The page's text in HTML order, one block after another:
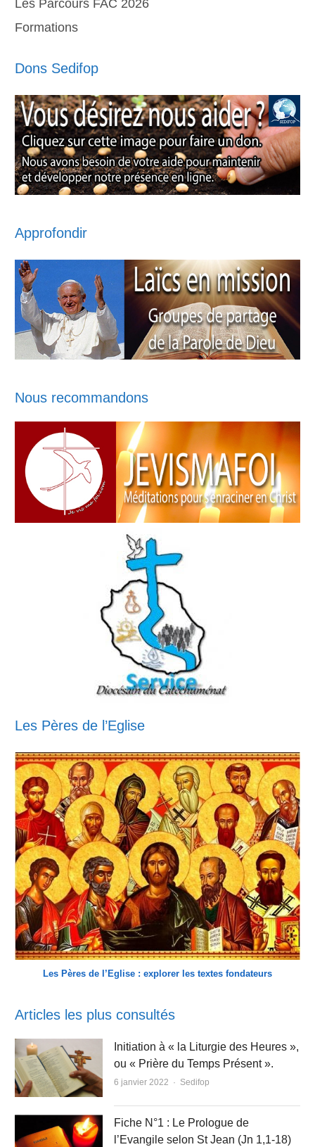
Les Parcours FAC 2026
Formations
Dons Sedifop
Approfondir
Nous recommandons
Les Pères de l’Eglise
Les Pères de l’Eglise : explorer les textes fondateurs
Articles les plus consultés
Initiation à « la Liturgie des Heures »,
ou « Prière du Temps Présent ».
6 janvier 2022 Author
Sedifop
Fiche N°1 : Le Prologue de
l’Evangile selon St Jean (Jn 1,1-18)